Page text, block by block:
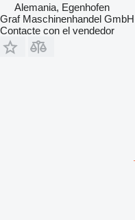
Alemania, Egenhofen
Graf Maschinenhandel GmbH
Contacte con el vendedor